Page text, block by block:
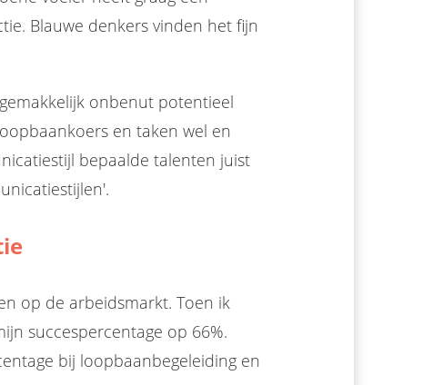
Blauwe denkers vinden het fijn
onbenut potentieel
en taken wel en
bepaalde talenten juist
op de arbeidsmarkt. Toen ik
succespercentage op 66%.
bij loopbaanbegeleiding en